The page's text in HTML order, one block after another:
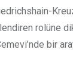
rolüne
bir